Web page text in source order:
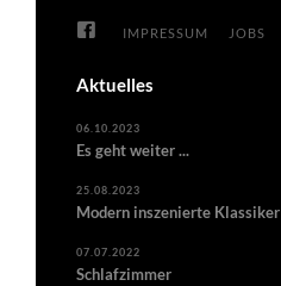
IMPRESSUM JOBS
Aktuelles
06.10.2023
Es geht weiter ...
25.08.2023
Modern inszenierte Klassiker
07.07.2022
Schlafzimmer